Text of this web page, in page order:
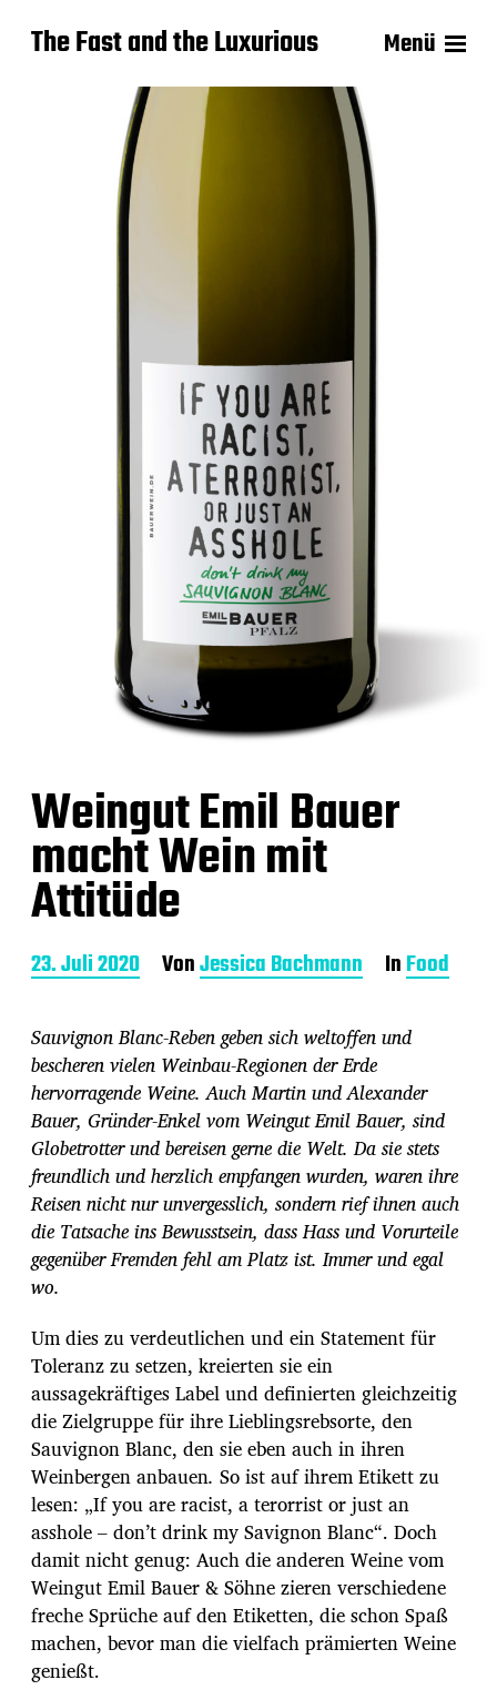
The Fast and the Luxurious Menü
Weingut Emil Bauer
macht Wein mit
Attitüde
B
e
t
r
a
g
s
d
a
t
u
m
23. Juli 2020 VonJessica Bachmann InFood
Sauvignon Blanc-Reben geben sich weltoffen und
bescheren vielen Weinbau-Regionen der Erde
hervorragende Weine. Auch Martin und Alexander
Bauer, Gründer-Enkel vom Weingut Emil Bauer, sind
Globetrotter und bereisen gerne die Welt. Da sie stets
freundlich und herzlich empfangen wurden, waren ihre
Reisen nicht nur unvergesslich, sondern rief ihnen auch
die Tatsache ins Bewusstsein, dass Hass und Vorurteile
gegenüber Fremden fehl am Platz ist. Immer und egal
wo.
Um dies zu verdeutlichen und ein Statement für
Toleranz zu setzen, kreierten sie ein
aussagekräftiges Label und definierten gleichzeitig
die Zielgruppe für ihre Lieblingsrebsorte, den
Sauvignon Blanc, den sie eben auch in ihren
Weinbergen anbauen. So ist auf ihrem Etikett zu
lesen: „If you are racist, a terorrist or just an
asshole – don’t drink my Savignon Blanc“. Doch
damit nicht genug: Auch die anderen Weine vom
Weingut Emil Bauer & Söhne zieren verschiedene
freche Sprüche auf den Etiketten, die schon Spaß
machen, bevor man die vielfach prämierten Weine
genießt.